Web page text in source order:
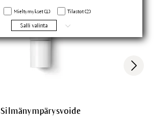
Mieltymykset (1) Tilastot (2)
Salli valinta
Silmänympärysvoide